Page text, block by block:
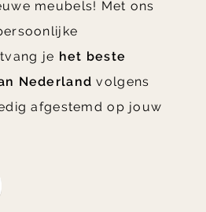
meubels! Met ons
je het beste
Nederland volgens
afgestemd op jouw